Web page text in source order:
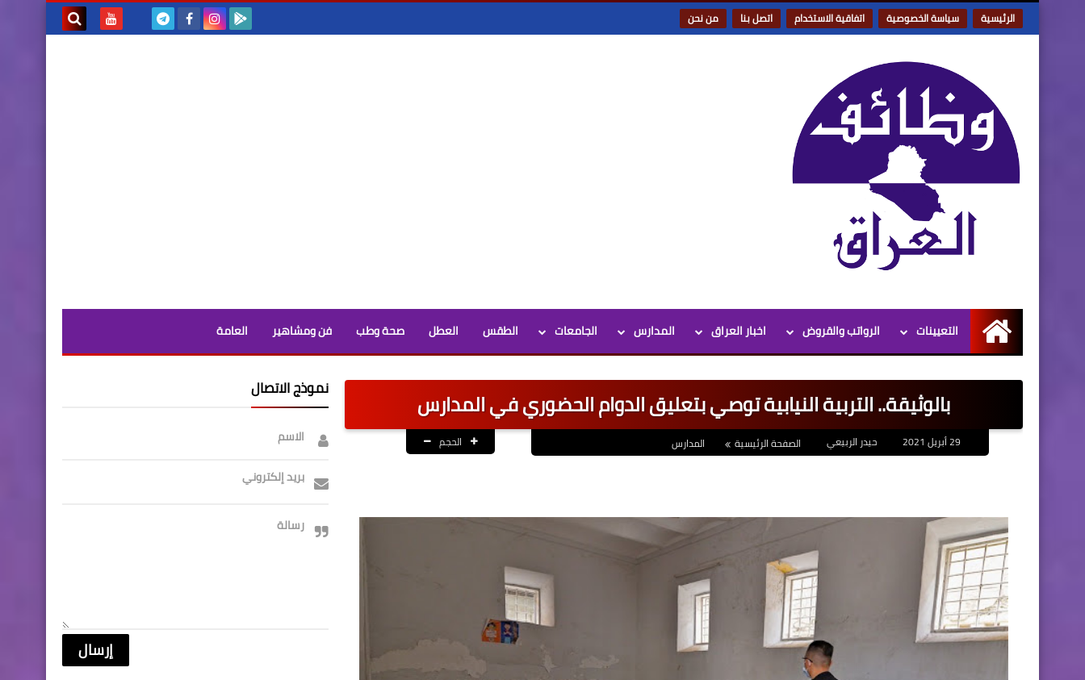
الرئيسية سياسة الخصوصية اتفاقية الاستخدام اتصل بنا من نحن
الرئيسية
التعيينات الرواتب والقروض اخبار العراق المدارس الجامعات الطقس العطل صحة وطب فن ومشاهير العامة
بالوثيقة.. التربية النيابية توصي بتعليق الدوام الحضوري في المدارس
حيدر الربيعي الصفحة الرئيسية المدارس الحجم
نموذج الاتصال
الاسم
بريد إلكتروني
رسالة